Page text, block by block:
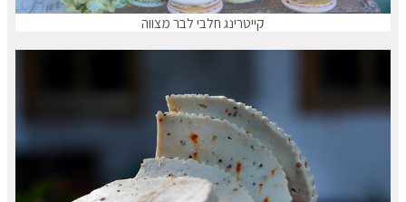
קייטרינג חלבי לבר מצווה